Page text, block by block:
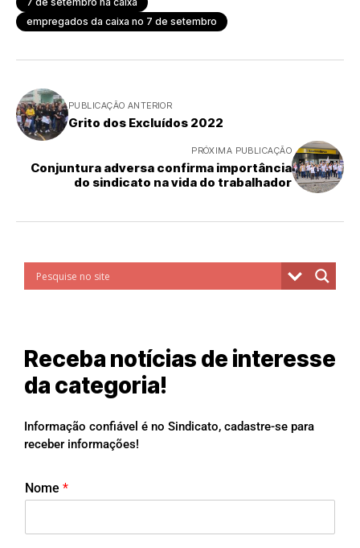
empregados da caixa no 7 de setembro
PUBLICAÇÃO ANTERIOR
Grito dos Excluídos 2022
PRÓXIMA PUBLICAÇÃO
Conjuntura adversa confirma importância
do sindicato na vida do trabalhador
Receba notícias de interesse
da categoria!
Informação confiável é no Sindicato, cadastre-se para
receber informações!
Nome *